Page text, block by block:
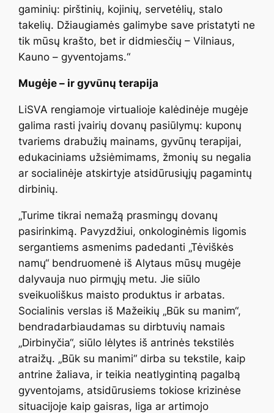
gaminių: pirštinių, kojinių, servetėlių, stalo
takelių. Džiaugiamės galimybe save pristatyti ne
tik mūsų krašto, bet ir didmiesčių – Vilniaus,
Kauno – gyventojams.“
Mugėje – ir gyvūnų terapija
LiSVA rengiamoje virtualioje kalėdinėje mugėje
galima rasti įvairių dovanų pasiūlymų: kuponų
tvariems drabužių mainams, gyvūnų terapijai,
edukaciniams užsiėmimams, žmonių su negalia
ar socialinėje atskirtyje atsidūrusiųjų pagamintų
dirbinių.
„Turime tikrai nemažą prasmingų dovanų
pasirinkimą. Pavyzdžiui, onkologinėmis ligomis
sergantiems asmenims padedanti „Tėviškės
namų“ bendruomenė iš Alytaus mūsų mugėje
dalyvauja nuo pirmųjų metu. Jie siūlo
sveikuoliškus maisto produktus ir arbatas.
Socialinis verslas iš Mažeikių „Būk su manim“,
bendradarbiaudamas su dirbtuvių namais
„Dirbinyčia“, siūlo lėlytes iš antrinės tekstilės
atraižų. „Būk su manimi“ dirba su tekstile, kaip
antrine žaliava, ir teikia neatlygintiną pagalbą
gyventojams, atsidūrusiems tokiose krizinėse
situacijoje kaip gaisras, liga ar artimojo